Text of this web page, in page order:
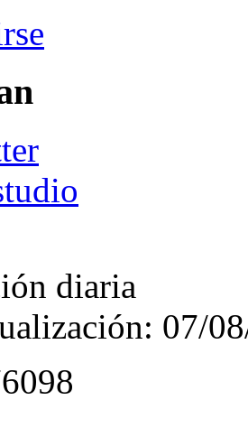
diaria
07/